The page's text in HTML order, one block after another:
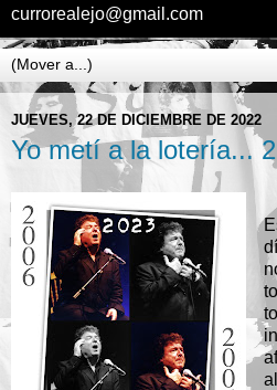
currorealejo@gmail.com
JUEVES, 22 DE DICIEMBRE DE 2022
Yo metí a la lotería...